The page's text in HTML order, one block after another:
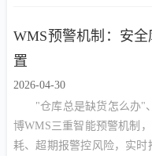
WMS预警机制：安
置
2026-04-30
"仓库总是缺货怎么办
博WMS三重智能预警机制
耗、超期报警控风险，实